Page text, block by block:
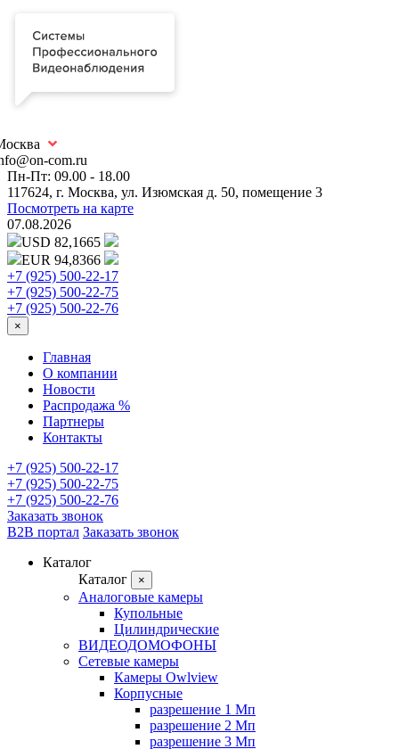
com.ru
Пн-Пт: 09.00 - 18.00
117624, г. Москва, ул. Изюмская д. 50, помещение 3
Посмотреть на карте
07.08.2026
USD 82,1665
EUR 94,8366
+7 (925) 500-22-17
+7 (925) 500-22-75
+7 (925) 500-22-76
×
Главная
О компании
Новости
Распродажа %
Партнеры
Контакты
+7 (925) 500-22-17
+7 (925) 500-22-75
+7 (925) 500-22-76
Заказать звонок
B2B портал Заказать звонок
Каталог
Каталог
×
Аналоговые камеры
Купольные
Цилиндрические
ВИДЕОДОМОФОНЫ
Сетевые камеры
Камеры Owlview
Корпусные
разрешение 1 Мп
разрешение 2 Мп
разрешение 3 Мп